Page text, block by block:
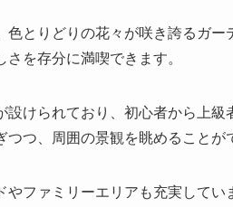
とりどりの花々が咲き誇るガ
を存分に満喫できます。
けられており、初心者から上
つ、周囲の景観を眺めることが
ファミリーエリアも充実して